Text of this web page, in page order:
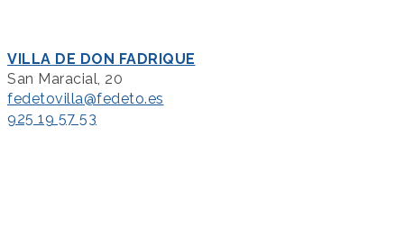
VILLA DE DON FADRIQUE
San Maracial, 20
fedetovilla@fedeto.es
925 19 57 53